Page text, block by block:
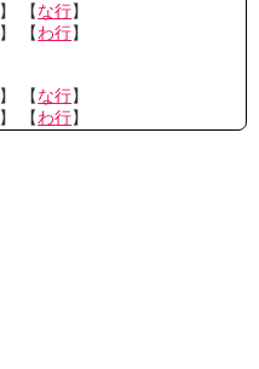
】 【な行】
】 【わ行】
】 【な行】
】 【わ行】